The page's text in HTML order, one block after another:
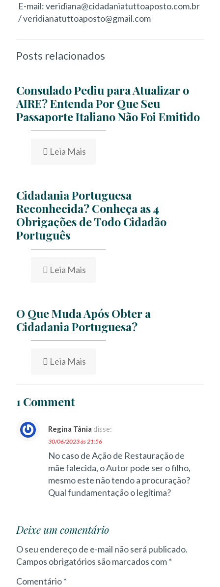
E-mail: veridiana@cidadaniatuttoaposto.com.br
/ veridianatuttoaposto@gmail.com
Posts relacionados
Consulado Pediu para Atualizar o
AIRE? Entenda Por Que Seu
Passaporte Italiano Não Foi Emitido
Leia Mais
Cidadania Portuguesa
Reconhecida? Conheça as 4
Obrigações de Todo Cidadão
Português
Leia Mais
O Que Muda Após Obter a
Cidadania Portuguesa?
Leia Mais
1 Comment
Regina Tânia disse:
30/06/2023 às 21:56
No caso de Ação de Restauração de
mãe falecida, o Autor pode ser o filho,
mesmo este não tendo a procuração?
Qual fundamentação o legítima?
Deixe um comentário
O seu endereço de e-mail não será publicado.
Campos obrigatórios são marcados com*
Comentário*